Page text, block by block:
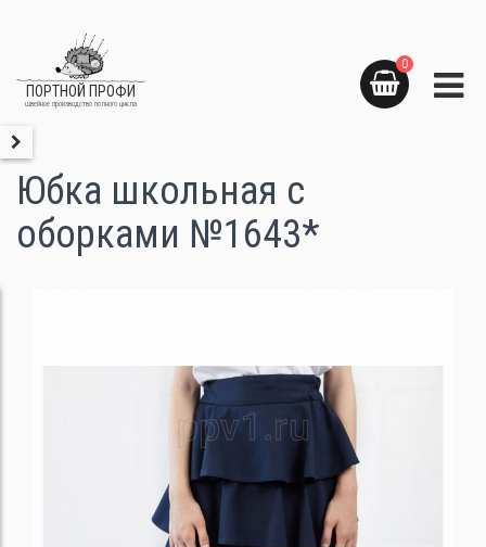
ПОРТНОЙ ПРОФИ
швейное производство полного цикла
0
Юбка школьная с
оборками №1643*